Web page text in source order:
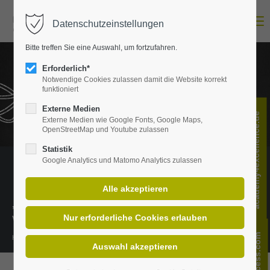
Login
Passwort
Anmelden
Lost your password?
Support
Lorem ipsum dolor sit amet:
„Wissen ist das richtige Verständnis
von Informationen.“
Henning Mankell
academy4excellence.de
Datenschutzeinstellungen
Bitte treffen Sie eine Auswahl, um fortzufahren.
Erforderlich*
Notwendige Cookies zulassen damit die Website korrekt
funktioniert
Externe Medien
Externe Medien wie Google Fonts, Google Maps,
OpenStreetMap und Youtube zulassen
Statistik
Google Analytics und Matomo Analytics zulassen